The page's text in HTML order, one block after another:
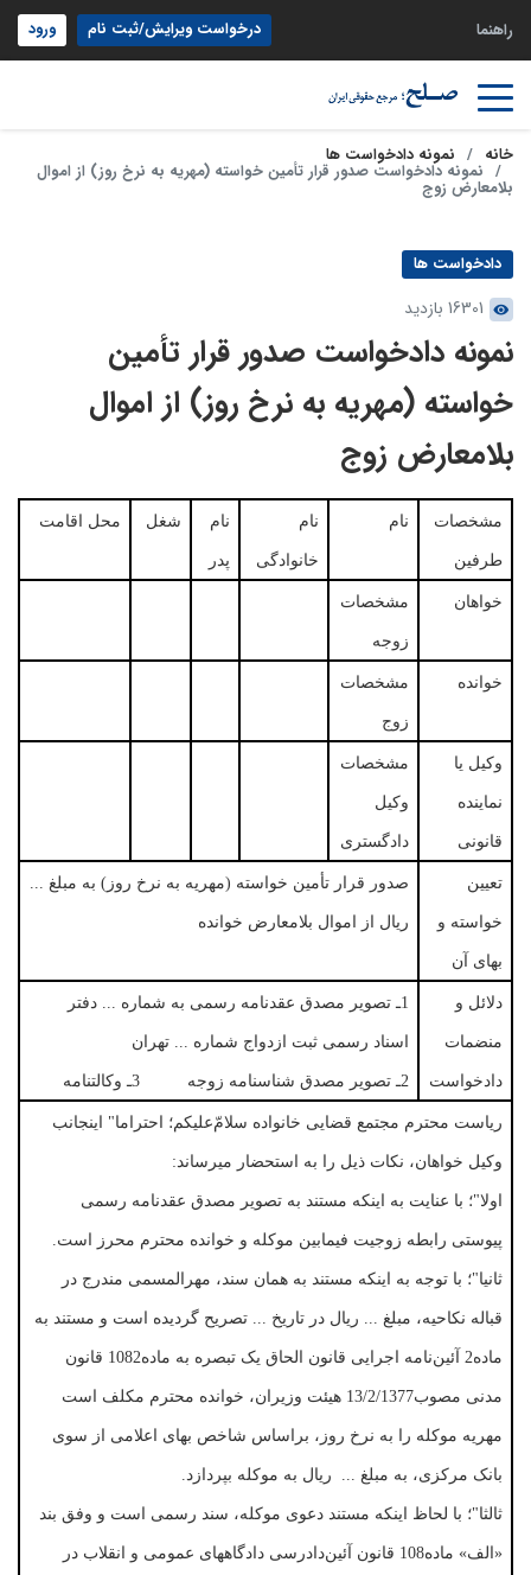
راهنما درخواست ویرایش/ثبت نام ورود
خانه نمونه دادخواست ها
نمونه دادخواست صدور قرار تأمین خواسته (مهریه به نرخ روز) از اموال
بلامعارض زوج
دادخواست ها
16301 بازدید
نمونه دادخواست صدور قرار تأمین
خواسته (مهریه به نرخ روز) از اموال
بلامعارض زوج
مشخصات
طرفین
نام نام
خانوادگی
نام
پدر
شغل محل اقامت
خواهان مشخصات
زوجه
خوانده مشخصات
زوج
وکیل یا
نماینده
قانونی
مشخصات
وکیل
دادگستری
تعیین
خواسته و
بهای آن
صدور قرار تأمین خواسته (مهریه به نرخ روز) به مبلغ ...
ریال از اموال بلامعارض خوانده
دلائل و
منضمات
دادخواست
1ـ تصویر مصدق عقدنامه رسمی به شماره ... دفتر
اسناد رسمی ثبت ازدواج شماره ... تهران
2ـ تصویر مصدق شناسنامه زوجه 3ـ وکالتنامه
ریاست محترم مجتمع قضایی خانواده سلامّ‌علیکم؛ احتراما" اینجانب
وکیل خواهان، نکات ذیل را به استحضار میرساند:
اولا"؛ با عنایت به اینکه مستند به تصویر مصدق عقدنامه رسمی
پیوستی رابطه زوجیت فیمابین موکله و خوانده محترم محرز است.
ثانیا"؛ با توجه به اینکه مستند به همان سند، مهرالمسمی مندرج در
قباله نکاحیه، مبلغ ... ریال در تاریخ ... تصریح گردیده است و مستند به
ماده2 آئین‌نامه اجرایی قانون الحاق یک تبصره به ماده1082 قانون
مدنی مصوب13/2/1377 هیئت وزیران، خوانده محترم مکلف است
مهریه موکله را به نرخ روز، براساس شاخص بهای اعلامی از سوی
بانک مرکزی، به مبلغ ... ریال به موکله بپردازد.
ثالثا"؛ با لحاظ اینکه مستند دعوی موکله، سند رسمی است و وفق بند
«الف» ماده108 قانون آئین‌دادرسی دادگاههای عمومی و انقلاب در